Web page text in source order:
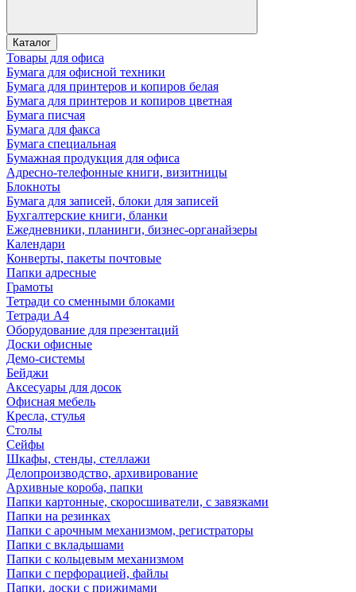
Каталог
Товары для офиса
Бумага для офисной техники
Бумага для принтеров и копиров белая
Бумага для принтеров и копиров цветная
Бумага писчая
Бумага для факса
Бумага специальная
Бумажная продукция для офиса
Адресно-телефонные книги, визитницы
Блокноты
Бумага для записей, блоки для записей
Бухгалтерские книги, бланки
Ежедневники, планинги, бизнес-органайзеры
Календари
Конверты, пакеты почтовые
Папки адресные
Грамоты
Тетради со сменными блоками
Тетради А4
Оборудование для презентаций
Доски офисные
Демо-системы
Бейджи
Аксесуары для досок
Офисная мебель
Кресла, стулья
Столы
Сейфы
Шкафы, стенды, стеллажи
Делопроизводство, архивирование
Архивные короба, папки
Папки картонные, скоросшиватели, с завязками
Папки на резинках
Папки с арочным механизмом, регистраторы
Папки с вкладышами
Папки с кольцевым механизмом
Папки с перфорацией, файлы
Папки, доски с прижимами